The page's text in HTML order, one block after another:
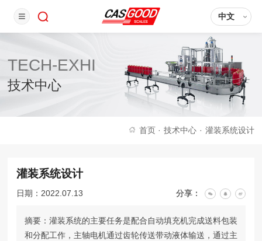
中文
TECH-EXHI
技术中心
首页 · 技术中心 · 灌装系统设计
灌装系统设计
日期：2022.07.13 分享：
摘要：灌装系统的主要任务是配合自动填充机完成送料包装
和分配工作，主轴电机通过齿轮传送带动液体输送，通过主